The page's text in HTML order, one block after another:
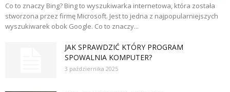
Co to znaczy Bing? Bing to wyszukiwarka internetowa, która została
stworzona przez firmę Microsoft. Jest to jedna z najpopularniejszych
wyszukiwarek obok Google. Co to znaczy...
JAK SPRAWDZIĆ KTÓRY PROGRAM
SPOWALNIA KOMPUTER?
3 października 2025